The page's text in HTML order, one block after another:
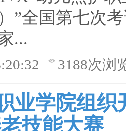
”全国第七次
...
3188次浏
业学院组织
技能大赛